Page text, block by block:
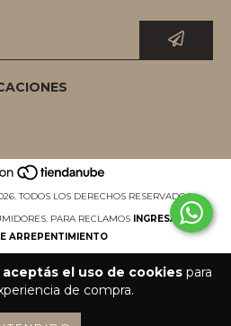
aceptás el uso de cookiespara
de compra.
TODOS LOS DERECHOS RESERVADOS.
PARA RECLAMOS INGRESÁ ACÁ.
ARREPENTIMIENTO